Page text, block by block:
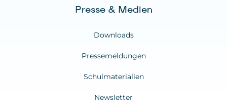
Presse & Medien
Downloads
Pressemeldungen
Schulmaterialien
Newsletter